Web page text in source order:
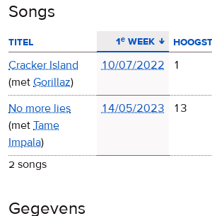
Songs
titel 1ᵉ week
aflopend sorteren
Cracker Island
(met Gorillaz)
10/07/2022 1
No more lies
(met Tame
Impala)
14/05/2023 13
2 songs
Gegevens